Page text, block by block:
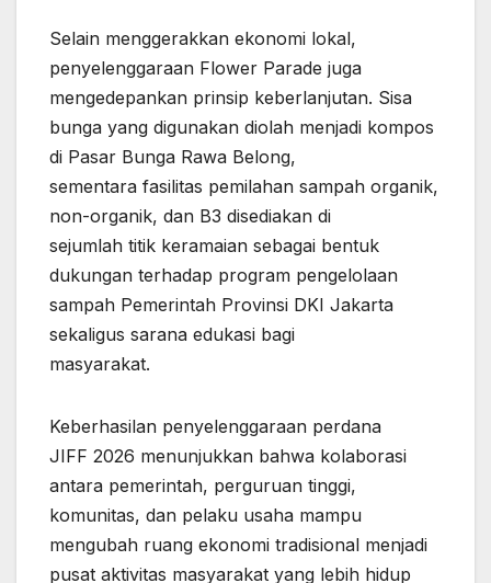
Selain menggerakkan ekonomi lokal,
penyelenggaraan Flower Parade juga
mengedepankan prinsip keberlanjutan. Sisa
bunga yang digunakan diolah menjadi kompos
di Pasar Bunga Rawa Belong,
sementara fasilitas pemilahan sampah organik,
non-organik, dan B3 disediakan di
sejumlah titik keramaian sebagai bentuk
dukungan terhadap program pengelolaan
sampah Pemerintah Provinsi DKI Jakarta
sekaligus sarana edukasi bagi
masyarakat.
Keberhasilan penyelenggaraan perdana
JIFF 2026 menunjukkan bahwa kolaborasi
antara pemerintah, perguruan tinggi,
komunitas, dan pelaku usaha mampu
mengubah ruang ekonomi tradisional menjadi
pusat aktivitas masyarakat yang lebih hidup